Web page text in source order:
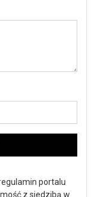
portalu
z siedzibą w